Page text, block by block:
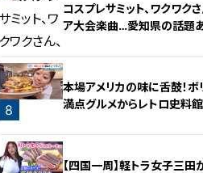
7
コスプレサミット、ワクワク
ア大会楽曲…愛知県の話題
8
本場アメリカの味に舌鼓！ボ
満点グルメからレトロ史料館
【四国一周】軽トラ女子三田